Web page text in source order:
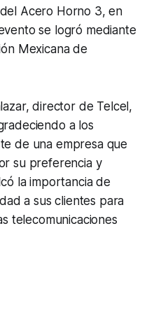
Acero Horno 3, en
se logró mediante
Mexicana de
director de Telcel,
a los
de una empresa que
su preferencia y
la importancia de
a sus clientes para
telecomunicaciones